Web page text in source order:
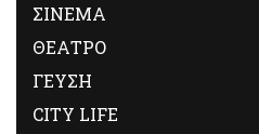
ΣΙΝΕΜΑ
ΘΕΑΤΡΟ
ΓΕΥΣΗ
CITY LIFE